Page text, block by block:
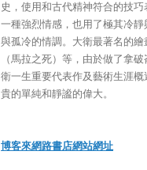
史，使用和古代精神符合的技
一種強烈情感，也用了極其冷
與孤冷的情調。大衛最著名的繪
（馬拉之死）等，由於做了拿
衛一生重要代表作及藝術生涯
貴的單純和靜謐的偉大。
博客來網路書店網站網址